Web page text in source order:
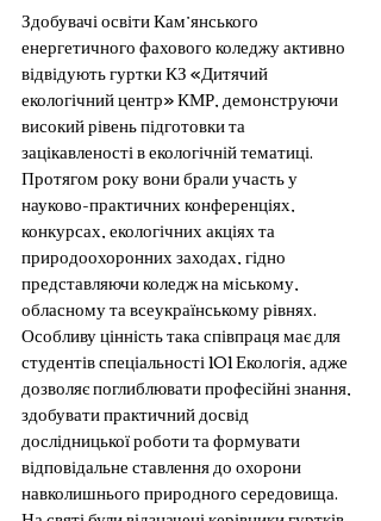
Здобувачі освіти Кам’янського
енергетичного фахового коледжу активно
відвідують гуртки КЗ «Дитячий
екологічний центр» КМР, демонструючи
високий рівень підготовки та
зацікавленості в екологічній тематиці.
Протягом року вони брали участь у
науково-практичних конференціях,
конкурсах, екологічних акціях та
природоохоронних заходах, гідно
представляючи коледж на міському,
обласному та всеукраїнському рівнях.
Особливу цінність така співпраця має для
студентів спеціальності 101 Екологія, адже
дозволяє поглиблювати професійні знання,
здобувати практичний досвід
дослідницької роботи та формувати
відповідальне ставлення до охорони
навколишнього природного середовища.